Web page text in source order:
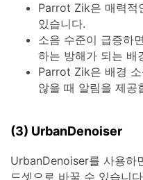
Parrot Zik은 매력적
있습니다.
소음 수준이 급증하
하는 방해가 되는 배
Parrot Zik은 배경
않을 때 알림을 제공
(3) UrbanDenoiser
UrbanDenoiser를 사용하
드셋으로 바꿀 수 있습니